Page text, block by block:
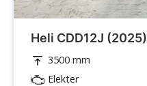
Heli CDD12J (2025)
3500 mm
Elekter